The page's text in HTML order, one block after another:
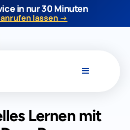
in nur 30 Minuten
lassen →
Lernen mit